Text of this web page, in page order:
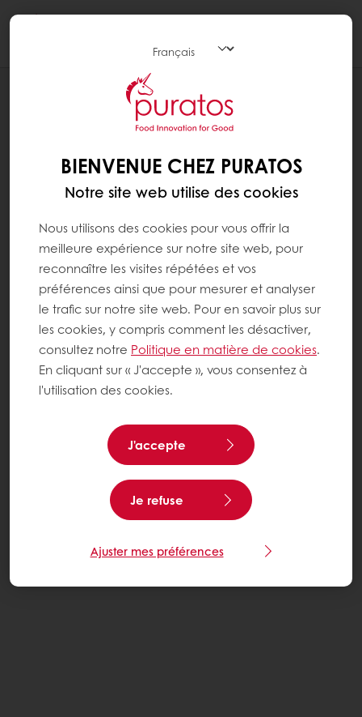
PAIN AUTHENTIQUE AU LEVAIN DE
BIENVENUE CHEZ PURATOS
Notre site web utilise des cookies
Nous utilisons des cookies pour vous offrir la
meilleure expérience sur notre site web, pour
reconnaître les visites répétées et vos
préférences ainsi que pour mesurer et analyser
le trafic sur notre site web. Pour en savoir plus sur
les cookies, y compris comment les désactiver,
consultez notre Politique en matière de cookies.
En cliquant sur « J'accepte », vous consentez à
l'utilisation des cookies.
J'accepte
Je refuse
Ajuster mes préférences